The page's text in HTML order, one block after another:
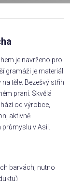
je navrženo pro
gramáži je materiál
těle. Bezešvý střih
praní. Skvělá
od výrobce,
aktivně
v Asii.
barvách, nutno